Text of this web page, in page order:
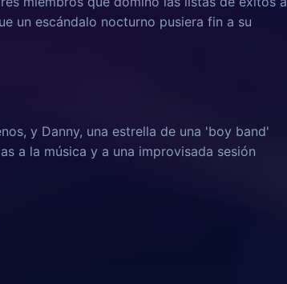
un escándalo nocturno pusiera fin a su
y Danny, una estrella de una 'boy band'
a la música y a una improvisada sesión